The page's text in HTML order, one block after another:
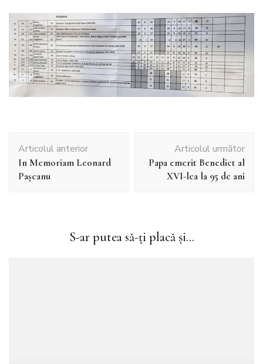
în
articole
Articolul anterior
In Memoriam Leonard
Pașcanu
Articolul următor
Papa emerit Benedict al
XVI-lea la 95 de ani
S-ar putea să-ți placă și...